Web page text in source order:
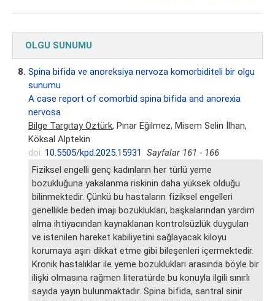
OLGU SUNUMU
8. Spina bifida ve anoreksiya nervoza komorbiditeli bir olgu
sunumu
A case report of comorbid spina bifida and anorexia
nervosa
Bilge Targıtay Öztürk, Pınar Eğilmez, Misem Selin İlhan,
Köksal Alptekin
doi: 10.5505/kpd.2025.15931 Sayfalar 161 - 166
Fiziksel engelli genç kadınların her türlü yeme
bozukluğuna yakalanma riskinin daha yüksek olduğu
bilinmektedir. Çünkü bu hastaların fiziksel engelleri
genellikle beden imajı bozuklukları, başkalarından yardım
alma ihtiyacından kaynaklanan kontrolsüzlük duyguları
ve istenilen hareket kabiliyetini sağlayacak kiloyu
korumaya aşırı dikkat etme gibi bileşenleri içermektedir.
Kronik hastalıklar ile yeme bozuklukları arasında böyle bir
ilişki olmasına rağmen literatürde bu konuyla ilgili sınırlı
sayıda yayın bulunmaktadır. Spina bifida, santral sinir